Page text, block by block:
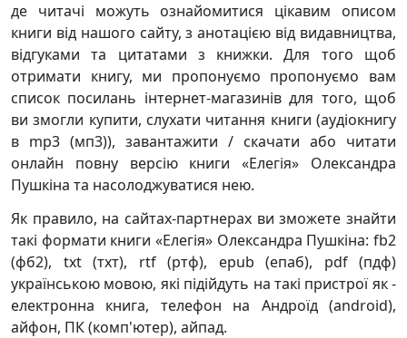
де читачі можуть ознайомитися цікавим описом
книги від нашого сайту, з анотацією від видавництва,
відгуками та цитатами з книжки. Для того щоб
отримати книгу, ми пропонуємо пропонуємо вам
список посилань інтернет-магазинів для того, щоб
ви змогли купити, слухати читання книги (аудіокнигу
в mp3 (мп3)), завантажити / скачати або читати
онлайн повну версію книги «Елегія» Олександра
Пушкіна та насолоджуватися нею.
Як правило, на сайтах-партнерах ви зможете знайти
такі формати книги «Елегія» Олександра Пушкіна: fb2
(фб2), txt (тхт), rtf (ртф), epub (епаб), pdf (пдф)
українською мовою, які підійдуть на такі пристрої як -
електронна книга, телефон на Андроїд (android),
айфон, ПК (комп'ютер), айпад.